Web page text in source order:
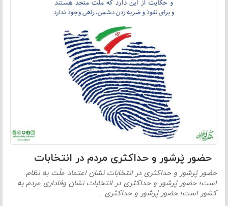
حضور پُرشور و حداکثری مردم در انتخابات
حضور پُرشور و حداکثری در انتخابات نشان اعتماد ملّت به نظام
است؛ حضور پُرشور و حداکثری در انتخابات نشان وفاداری مردم به
کشور است؛ حضور پُرشور و حداکثری…